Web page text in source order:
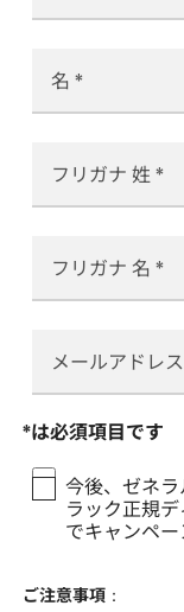
名
フリガナ 姓
フリガナ 名
メールアドレス
*は必須項目です
今後、ゼネ
ラック正規
でキャンペー
ご注意事項：